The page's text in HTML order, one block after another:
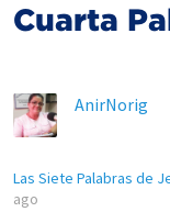
Cuarta
AnirNorig
Las Siete Palabras de
ago